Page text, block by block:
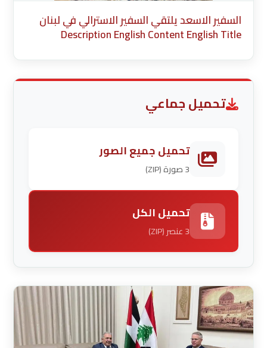
السفير الاسعد يلتقي السفير الاسترالي في لبنان
Description English Content English Title
after this Add Media Done
تحميل جماعي
تحميل جميع الصور
3 صورة (ZIP)
تحميل الكل
3 عنصر (ZIP)